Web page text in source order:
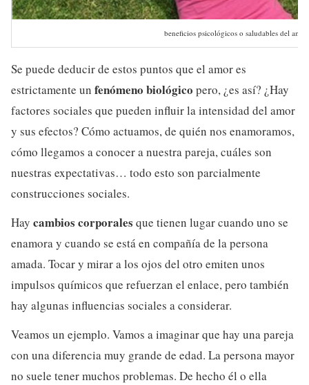
beneficios psicológicos o saludables del amor
Se puede deducir de estos puntos que el amor es
estrictamente un fenómeno biológico pero, ¿es así? ¿Hay
factores sociales que pueden influir la intensidad del amor
y sus efectos? Cómo actuamos, de quién nos enamoramos,
cómo llegamos a conocer a nuestra pareja, cuáles son
nuestras expectativas… todo esto son parcialmente
construcciones sociales.
Hay cambios corporales que tienen lugar cuando uno se
enamora y cuando se está en compañía de la persona
amada. Tocar y mirar a los ojos del otro emiten unos
impulsos químicos que refuerzan el enlace, pero también
hay algunas influencias sociales a considerar.
Veamos un ejemplo. Vamos a imaginar que hay una pareja
con una diferencia muy grande de edad. La persona mayor
no suele tener muchos problemas. De hecho él o ella